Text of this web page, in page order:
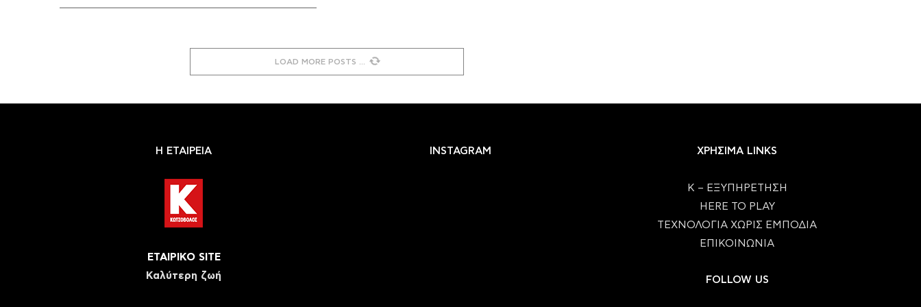
LOAD MORE POSTS
Η ΕΤΑΙΡΕΙΑ
ΕΤΑΙΡΙΚΟ SITE
Καλύτερη ζωή
INSTAGRAM ΧΡΗΣΙΜΑ LINKS
Κ – ΕΞΥΠΗΡΕΤΗΣΗ
HERE TO PLAY
ΤΕΧΝΟΛΟΓΙΑ ΧΩΡΙΣ ΕΜΠΟΔΙΑ
ΕΠΙΚΟΙΝΩΝΙΑ
FOLLOW US